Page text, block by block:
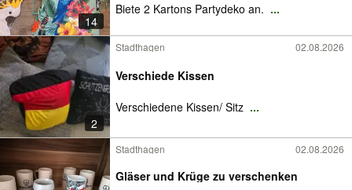
14
Biete 2 Kartons Partydeko an. ...
2
Stadthagen 02.08.2026
Verschiede Kissen
Verschiedene Kissen/ Sitz ...
Stadthagen 02.08.2026
Gläser und Krüge zu verschenken